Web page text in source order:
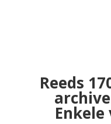
Reeds